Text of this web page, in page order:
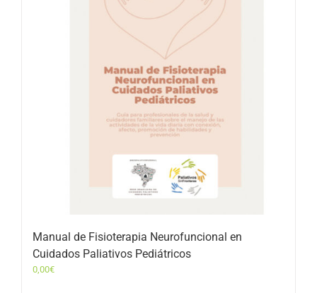
Manual de Fisioterapia Neurofuncional en
Cuidados Paliativos Pediátricos
0,00€